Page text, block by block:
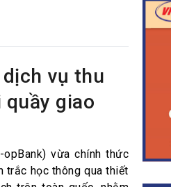
vụ thu
giao
opBank) vừa chính thức
trắc học thông qua thiết